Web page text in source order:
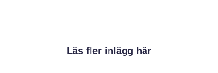
Läs fler inlägg här